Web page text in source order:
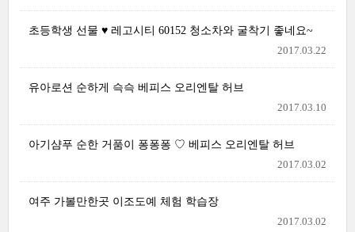
초등학생 선물 ♥ 레고시티 60152 청소차와 굴착기 좋네요~
2017.03.22
유아로션 순하게 슥슥 베피스 오리엔탈 허브
2017.03.10
아기샴푸 순한 거품이 퐁퐁퐁 ♡ 베피스 오리엔탈 허브
2017.03.02
여주 가볼만한곳 이조도예 체험 학습장
2017.03.02